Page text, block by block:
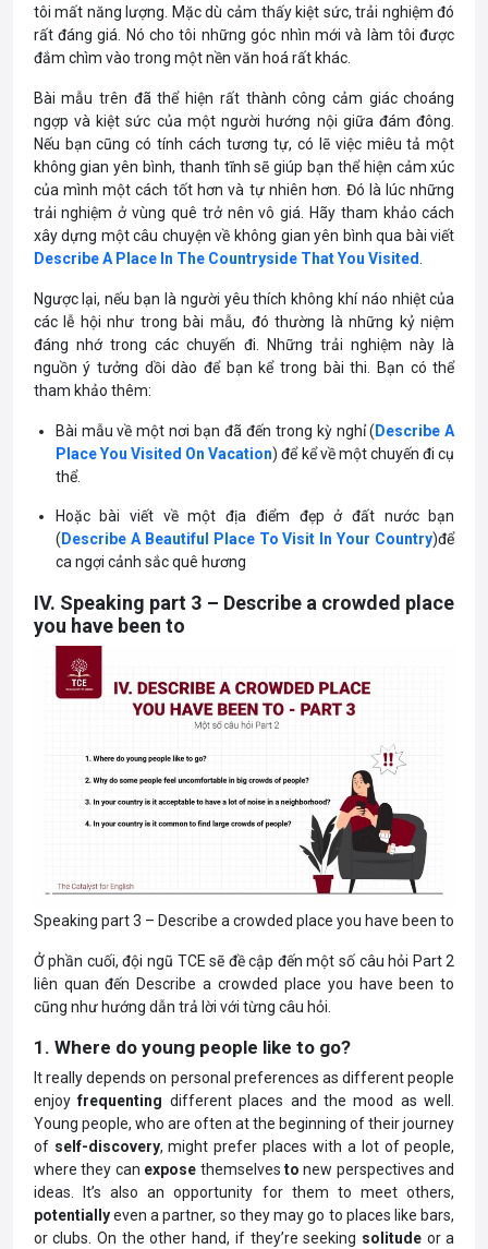
tôi mất năng lượng. Mặc dù cảm thấy kiệt sức, trải nghiệm đó
rất đáng giá. Nó cho tôi những góc nhìn mới và làm tôi được
đắm chìm vào trong một nền văn hoá rất khác.
Bài mẫu trên đã thể hiện rất thành công cảm giác choáng
ngợp và kiệt sức của một người hướng nội giữa đám đông.
Nếu bạn cũng có tính cách tương tự, có lẽ việc miêu tả một
không gian yên bình, thanh tĩnh sẽ giúp bạn thể hiện cảm xúc
của mình một cách tốt hơn và tự nhiên hơn. Đó là lúc những
trải nghiệm ở vùng quê trở nên vô giá. Hãy tham khảo cách
xây dựng một câu chuyện về không gian yên bình qua bài viết
Describe A Place In The Countryside That You Visited.
Ngược lại, nếu bạn là người yêu thích không khí náo nhiệt của
các lễ hội như trong bài mẫu, đó thường là những kỷ niệm
đáng nhớ trong các chuyến đi. Những trải nghiệm này là
nguồn ý tưởng dồi dào để bạn kể trong bài thi. Bạn có thể
tham khảo thêm:
Bài mẫu về một nơi bạn đã đến trong kỳ nghỉ ( Describe A
Place You Visited On Vacation) để kể về một chuyến đi cụ
thể.
Hoặc bài viết về một địa điểm đẹp ở đất nước bạn
( Describe A Beautiful Place To Visit In Your Country)để
ca ngợi cảnh sắc quê hương
IV. Speaking part 3 – Describe a crowded place
you have been to
Speaking part 3 – Describe a crowded place you have been to
Ở phần cuối, đội ngũ TCE sẽ đề cập đến một số câu hỏi Part 2
liên quan đến Describe a crowded place you have been to
cũng như hướng dẫn trả lời với từng câu hỏi.
1. Where do young people like to go?
It really depends on personal preferences as different people
enjoyfrequenting different places and the mood as well.
Young people, who are often at the beginning of their journey
of self-discovery, might prefer places with a lot of people,
where they can expose themselves tonew perspectives and
ideas. It’s also an opportunity for them to meet others,
potentiallyeven a partner, so they may go to places like bars,
or clubs. On the other hand, if they’re seeking solitude or a